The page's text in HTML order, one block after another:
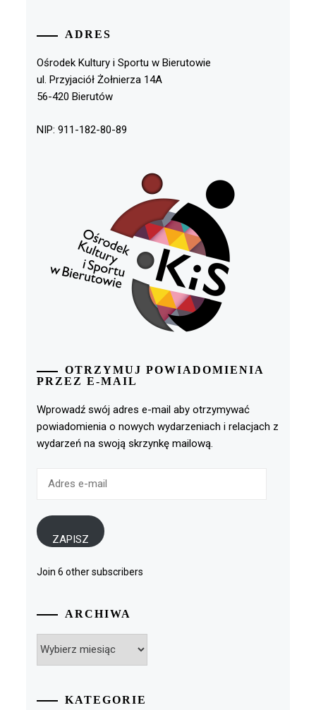
ADRES
Ośrodek Kultury i Sportu w Bierutowie
ul. Przyjaciół Żołnierza 14A
56-420 Bierutów
NIP: 911-182-80-89
OTRZYMUJ POWIADOMIENIA
PRZEZ E-MAIL
Wprowadź swój adres e-mail aby otrzymywać
powiadomienia o nowych wydarzeniach i relacjach z
wydarzeń na swoją skrzynkę mailową.
ZAPISZ
Join 6 other subscribers
ARCHIWA
KATEGORIE